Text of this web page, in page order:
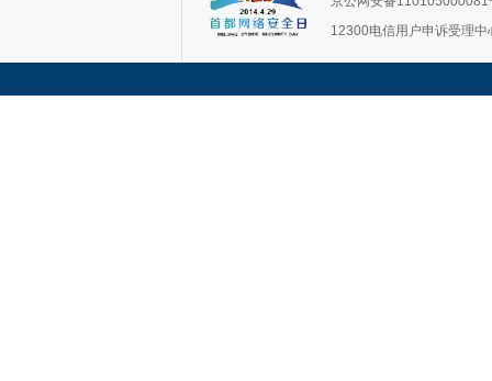
12300电信用户申诉受理中